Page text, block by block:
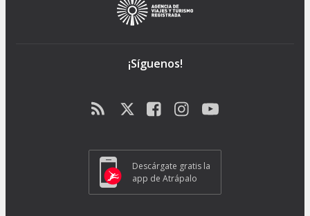
¡Síguenos!
Descárgate gratis la
app de Atrápalo